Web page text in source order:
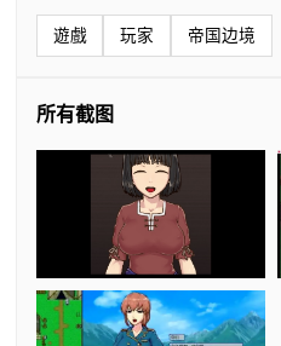
遊戲 玩家 帝国边境
所有截图